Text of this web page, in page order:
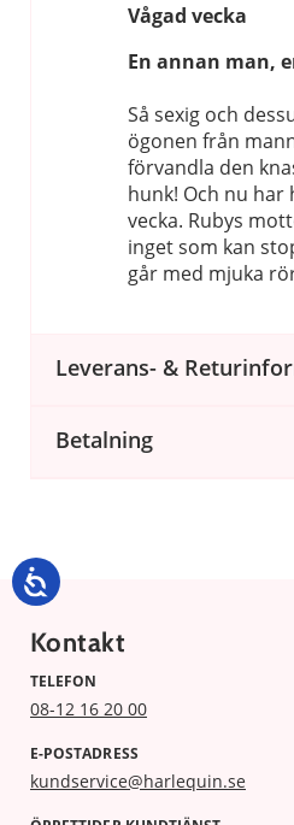
Vågad vecka
En annan man,
Så sexig och
ögonen från
förvandla den
hunk! Och nu har
vecka. Rubys
inget som kan
går med mjuka
Leverans- &
Betalning
Kontakt
TELEFON
08-12 16 20 00
E-POSTADRESS
kundservice@harlequin.se